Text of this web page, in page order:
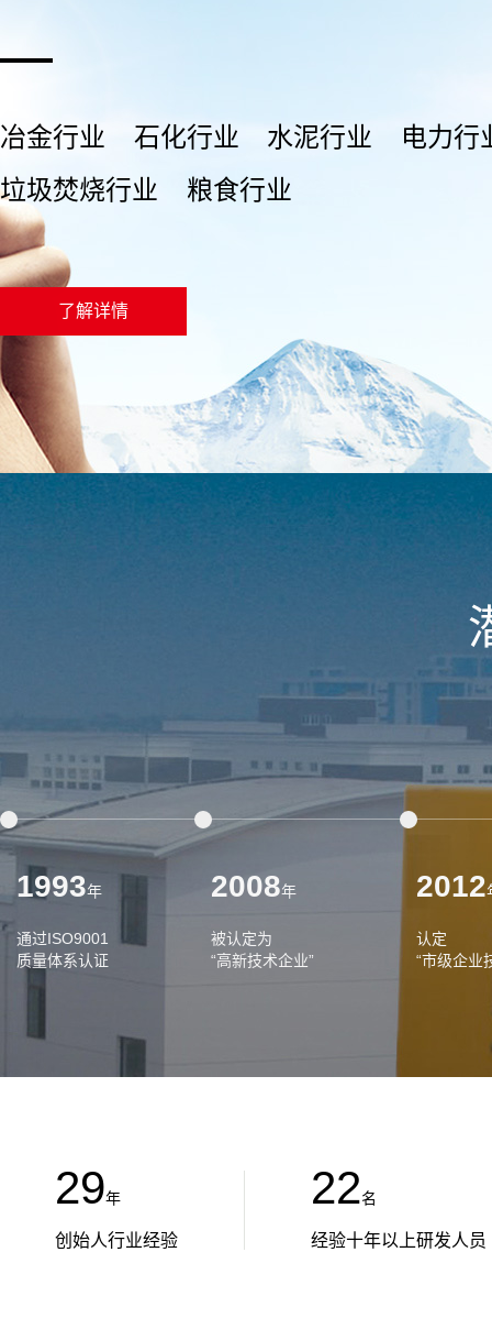
冶金行业 石化行业 水泥行业
电力行
垃圾焚烧行业
粮食行业
了解详情
1993年
通过ISO9001
质量体系认证
2008年
被认定为
“高新技术企业”
2012
认定
“市级企业
29年
创始人行业经验
22名
经验十年以上研发人员